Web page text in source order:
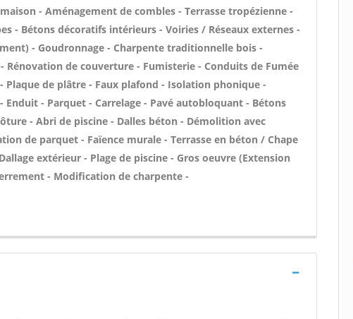
- Aménagement de combles - Terrasse tropézienne -
- Bétons décoratifs intérieurs - Voiries / Réseaux externes -
- Goudronnage - Charpente traditionnelle bois -
de couverture - Fumisterie - Conduits de Fumée
Plaque de plâtre - Faux plafond - Isolation phonique -
- Parquet - Carrelage - Pavé autobloquant - Bétons
- Abri de piscine - Dalles béton - Démolition avec
de parquet - Faïence murale - Terrasse en béton / Chape
extérieur - Plage de piscine - Gros oeuvre (Extension
- Modification de charpente -